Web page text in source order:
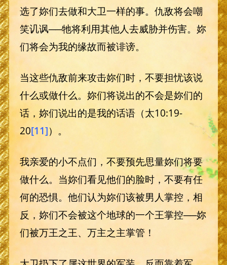
选了妳们去做和大卫一样的事。仇敌将会嘲
笑讥讽──牠将利用其他人去威胁并伤害。妳
们将会为我的缘故而被诽谤。
当这些仇敌前来攻击妳们时，不要担忧该说
什么或做什么。妳们将说出的不会是妳们的
话，妳们说出的是我的话语（太10:19-
20[11]）。
我亲爱的小不点们，不要预先思量妳们将要
做什么。当妳们看见他们的脸时，不要有任
何的恐惧。他们认为妳们该被男人掌控，相
反，妳们不会被这个地球的一个王掌控──妳
们被万王之王、万主之主掌管！